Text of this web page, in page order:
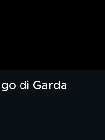
di Garda